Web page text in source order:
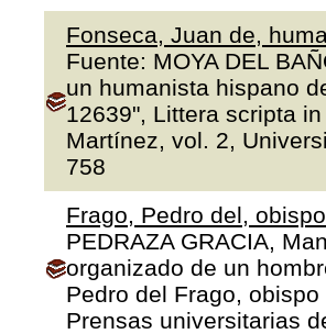
Fonseca, Juan de,
Fuente: MOYA DEL
un humanista hispano
12639", Littera scripta
Martínez, vol. 2,
758
Frago, Pedro del,
PEDRAZA GRACIA,
organizado de un
Pedro del Frago,
Prensas universitarias